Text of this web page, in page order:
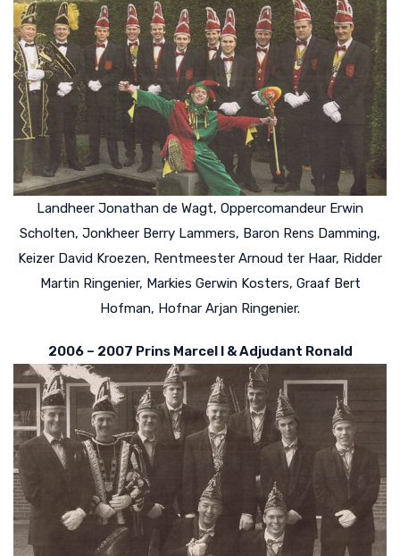
Landheer Jonathan de Wagt, Oppercomandeur Erwin
Scholten, Jonkheer Berry Lammers, Baron Rens Damming,
Keizer David Kroezen, Rentmeester Arnoud ter Haar, Ridder
Martin Ringenier, Markies Gerwin Kosters, Graaf Bert
Hofman, Hofnar Arjan Ringenier.
2006 – 2007 Prins Marcel I & Adjudant Ronald